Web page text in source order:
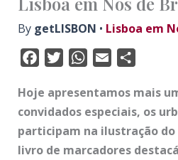
By getLISBON • Lisboa em
c
e
b
o
i
t
t
e
W
a
t
s
A
a
i
l
a
r
e
Hoje apresentamos mais
convidados especiais, os
participam na ilustração do
livro de marcadores